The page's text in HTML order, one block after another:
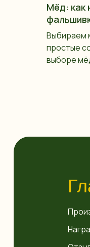
Мёд: как
Выбираем
простые
выборе